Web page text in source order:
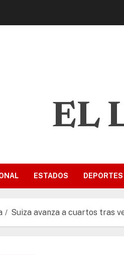
EL
ESTADOS DEPORTES
Suiza avanza a cuartos tras